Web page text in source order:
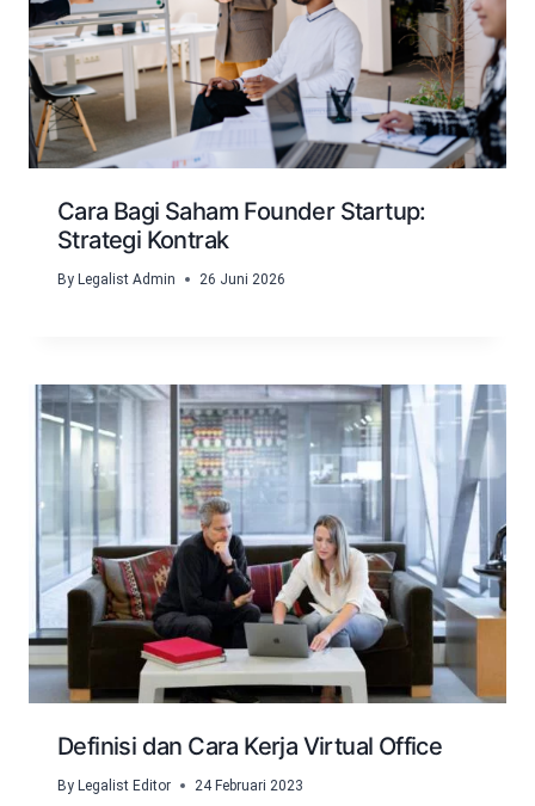
Cara Bagi Saham Founder Startup:
Strategi Kontrak
By Legalist Admin 26 Juni 2026
Definisi dan Cara Kerja Virtual Office
By Legalist Editor 24 Februari 2023